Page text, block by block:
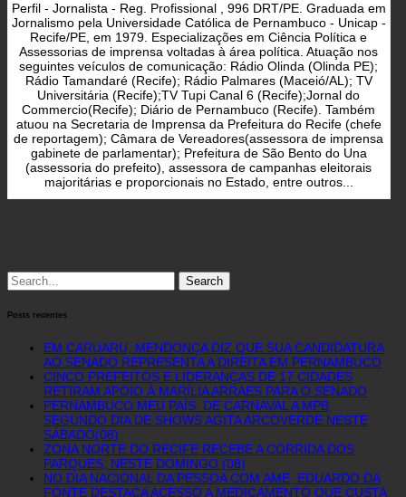
Perfil - Jornalista - Reg. Profissional , 996 DRT/PE. Graduada em
Jornalismo pela Universidade Católica de Pernambuco - Unicap -
Recife/PE, em 1979. Especializações em Ciência Política e
Assessorias de imprensa voltadas à área política. Atuação nos
seguintes veículos de comunicação: Rádio Olinda (Olinda PE);
Rádio Tamandaré (Recife); Rádio Palmares (Maceió/AL); TV
Universitária (Recife);TV Tupi Canal 6 (Recife);Jornal do
Commercio(Recife); Diário de Pernambuco (Recife). Também
atuou na Secretaria de Imprensa da Prefeitura do Recife (chefe
de reportagem); Câmara de Vereadores(assessora de imprensa
gabinete de parlamentar); Prefeitura de São Bento do Una
(assessoria do prefeito), assessora de campanhas eleitorais
majoritárias e proporcionais no Estado, entre outros...
Search
for:
Posts recentes
EM CARUARU, MENDONÇA DIZ QUE SUA CANDIDATURA
AO SENADO REPRESENTA A DIREITA EM PERNAMBUCO
CINCO PREFEITOS E LIDERANÇAS DE 17 CIDADES
RETIRAM APOIO À MARÍLIA ARRAES PARA O SENADO
PERNAMBUCO MEU PAÍS: DE CARNAVAL A MPB,
SEGUNDO DIA DE SHOWS AGITA ARCOVERDE NESTE
SÁBADO(08)
ZONA NORTE DO RECIFE RECEBE A CORRIDA DOS
PARQUES, NESTE DOMINGO (08)
NO DIA NACIONAL DA PESSOA COM AME, EDUARDO DA
FONTE DESTACA ACESSO A MEDICAMENTO QUE CUSTA